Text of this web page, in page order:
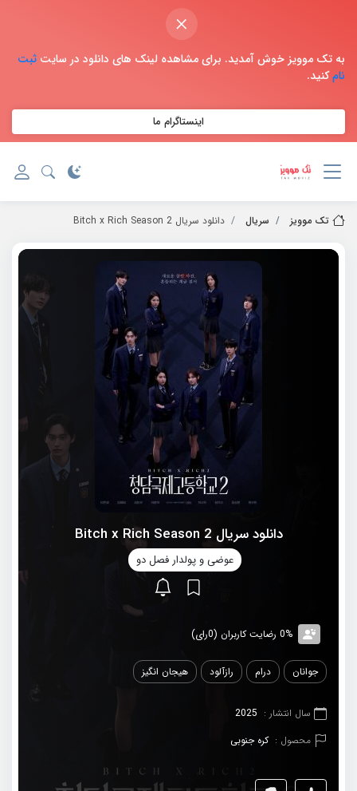
×
به تک موویز خوش آمدید. برای مشاهده لینک های دانلود در سایت ثبت
نامکنید.
اینستاگرام ما
تک موویز سریال دانلود سریال Bitch x Rich Season 2
دانلود سریال Bitch x Rich Season 2
عوضی و پولدار فصل دو
0% رضایت کاربران (0رای)
جوانان درام رازآلود هیجان انگیز
سال انتشار : 2025
محصول : کره جنوبی